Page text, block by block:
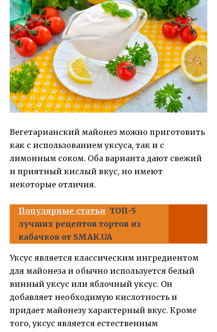
Вегетарианский майонез можно приготовить
как с использованием уксуса, так и с
лимонным соком. Оба варианта дают свежий
и приятный кислый вкус, но имеют
некоторые отличия.
Популярные статьи ТОП-5
лучших рецептов тортов из
кабачков от SMAK.UA
Уксус является классическим ингредиентом
для майонеза и обычно используется белый
винный уксус или яблочный уксус. Он
добавляет необходимую кислотность и
придает майонезу характерный вкус. Кроме
того, уксус является естественным